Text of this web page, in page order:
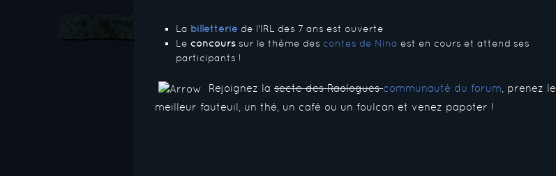
La billetterie de l'IRL des 7 ans est ouverte
Le concours sur le thème des contes de Nina est en cours et attend ses
participants !
Rejoignez la secte des Raologuescommunauté du forum , prenez le
meilleur fauteuil, un thé, un café ou un foulcan et venez papoter !